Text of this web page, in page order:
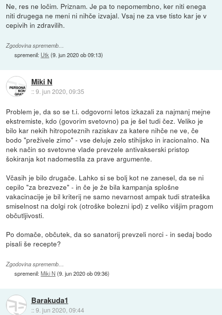
Ne, res ne ločim. Priznam. Je pa to nepomembno, ker niti enega
niti drugega ne meni ni nihče izvajal. Vsaj ne za vse tisto kar je v
cepivih in zdravilih.
Zgodovina sprememb…
spremenil: Utk (9. jun 2020 ob 09:13)
Miki N
::9. jun 2020, 09:35
Problem je, da so se t.i. odgovorni letos izkazali za najmanj mejne
ekstremiste, kdo (govorim svetovno) pa je šel tudi čez. Veliko je
bilo kar nekih hitropoteznih raziskav za katere nihče ne ve, če
bodo "preživele zimo" - vse deluje zelo stihijsko in iracionalno. Na
nek način so svetovne vlade prevzele antivakserski pristop
šokiranja kot nadomestila za prave argumente.
Včasih je bilo drugače. Lahko si se bolj kot ne zanesel, da se ni
cepilo "za brezveze" - in če je že bila kampanja splošne
vakacinacije je bil kriterij ne samo nevarnost ampak tudi strateška
smiselnost na dolgi rok (otroške bolezni ipd) z veliko višjim pragom
občutljivosti.
Po domače, občutek, da so sanatorij prevzeli norci - in sedaj bodo
pisali še recepte?
Zgodovina sprememb…
spremenil:Miki N(9. jun 2020 ob 09:36)
Barakuda1
::9. jun 2020, 09:44